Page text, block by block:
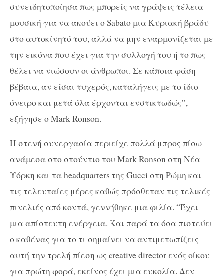
συνειδητοποίησα πως μπορείς να γράψεις τέλεια
μουσική για να ακούει ο Sabato μια Κυριακή βράδυ
στο αυτοκίνητό του, αλλά να μην εναρμονίζεται με
την εικόνα που έχει για την συλλογή του ή το πως
θέλει να νιώσουν οι άνθρωποι. Σε κάποια φάση
βέβαια, αν είσαι τυχερός, καταλήγεις με το ίδιο
όνειρο και μετά όλα έρχονται ενστικτωδώς”,
εξήγησε ο Mark Ronson.
Η στενή συνεργασία περιείχε πολλά μπρος πίσω
ανάμεσα στο στούντιο του Mark Ronson στη Νέα
Υόρκη και τα headquarters της Gucci στη Ρώμη και
τις τελευταίες μέρες καθώς πρόσθεταν τις τελικές
πινελιές από κοντά, γεννήθηκε μια φιλία. “Έχει
μια απίστευτη ενέργεια. Και παρά τα όσα πιστεύει
ο καθένας για το τι σημαίνει να αντιμετωπίζεις
αυτή την τρελή πίεση ως creative director ενός οίκου
για πρώτη φορά, εκείνος έχει μια ευκολία. Δεν